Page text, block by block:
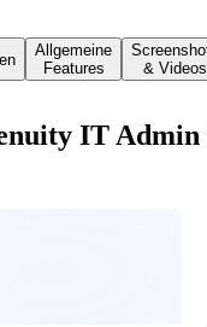
Allgemeine
Features
& Videos
IT Admin